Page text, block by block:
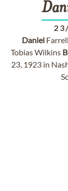
Daniel Farrell
Tobias Wilkins
23, 1923 in